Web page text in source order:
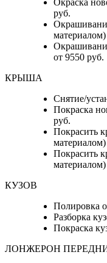
руб.
от 9550 руб.
КРЫША
Снятие/
Покраска
руб.
Покрасить
Покрасить
КУЗОВ
Полировка
Разборка
Покраска
ЛОНЖЕРОН